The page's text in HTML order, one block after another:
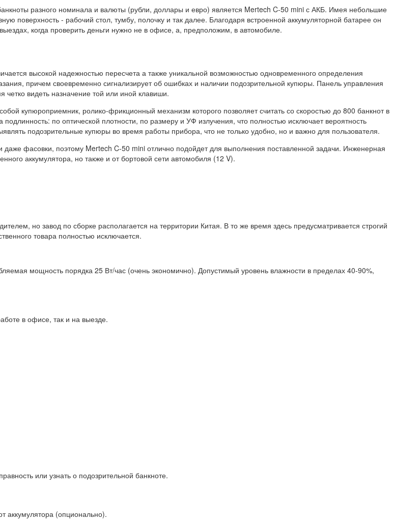
разного номинала и валюты (рубли, доллары и евро) является Mertech C-50 mini с АКБ. Имея небольшие
поверхность - рабочий стол, тумбу, полочку и так далее. Благодаря встроенной аккумуляторной батарее он
когда проверить деньги нужно не в офисе, а, предположим, в автомобиле.
высокой надежностью пересчета а также уникальной возможностью одновременного определения
причем своевременно сигнализирует об ошибках и наличии подозрительной купюры. Панель управления
четко видеть назначение той или иной клавиши.
купюроприемник, ролико-фрикционный механизм которого позволяет считать со скоростью до 800 банкнот в
по оптической плотности, по размеру и УФ излучения, что полностью исключает вероятность
подозрительные купюры во время работы прибора, что не только удобно, но и важно для пользователя.
фасовки, поэтому Mertech C-50 mini отлично подойдет для выполнения поставленной задачи. Инженерная
аккумулятора, но также и от бортовой сети автомобиля (12 V).
но завод по сборке располагается на территории Китая. В то же время здесь предусматривается строгий
товара полностью исключается.
мощность порядка 25 Вт/час (очень экономично). Допустимый уровень влажности в пределах 40-90%,
в офисе, так и на выезде.
или узнать о подозрительной банкноте.
аккумулятора (опционально).